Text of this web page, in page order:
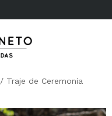
/ Traje de Ceremonia